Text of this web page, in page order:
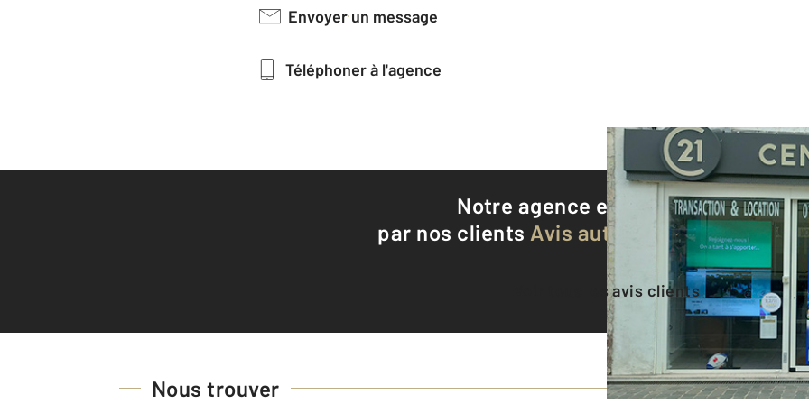
Envoyer un message
Téléphoner à l'agence
Notre agence est notée9,2/10
par nos clients Avis authentifiés par
Voir tous les avis clients
Nous trouver